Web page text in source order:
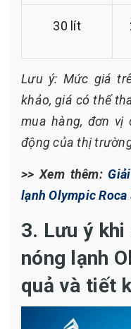
30 lít
Lưu ý: Mức giá
khảo, giá có thể
mua hàng, đơn vị
động của thị
>> Xem thêm:
lạnh Olympic
3. Lưu ý
nóng lạnh
quả và tiết